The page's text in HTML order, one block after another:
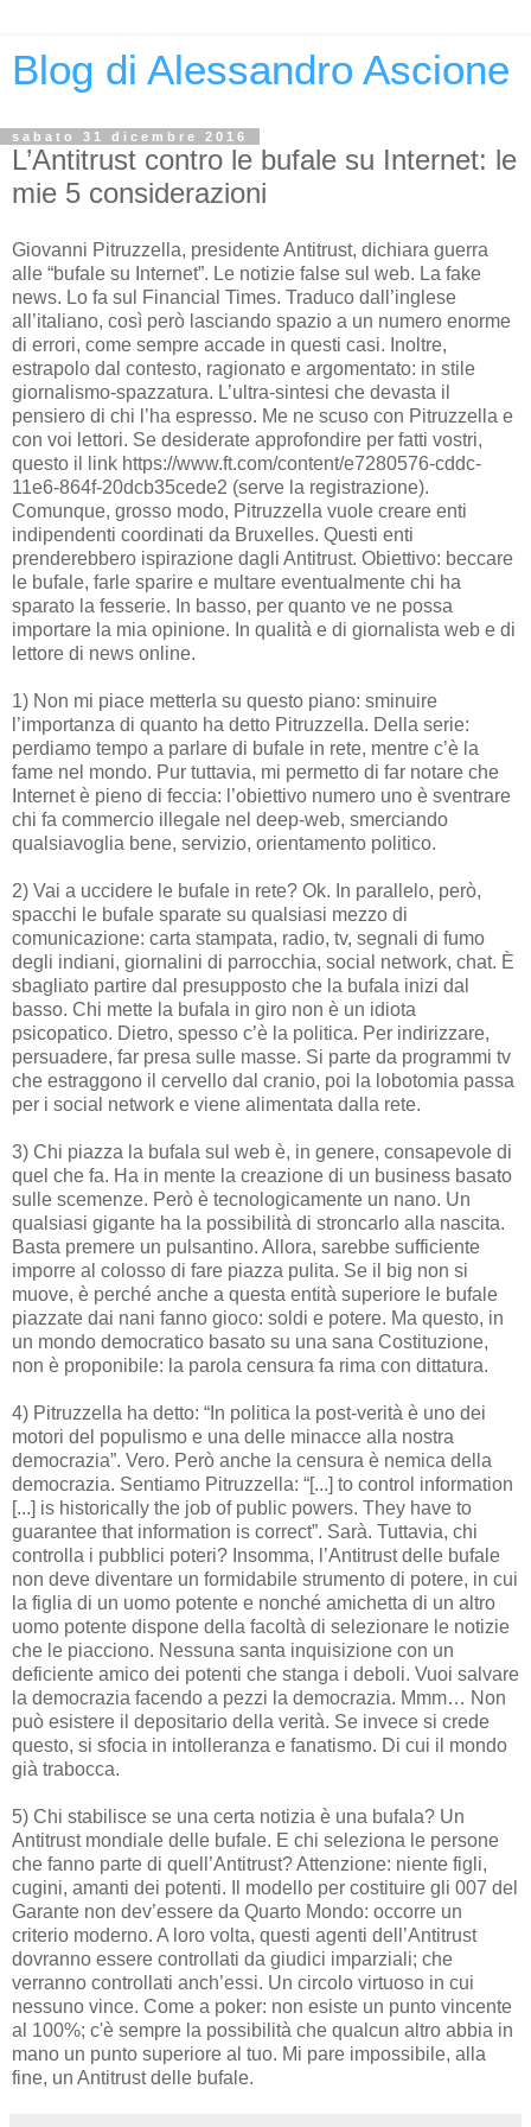
Blog di Alessandro Ascione
sabato 31 dicembre 2016
L’Antitrust contro le bufale su Internet: le
mie 5 considerazioni
Giovanni Pitruzzella, presidente Antitrust, dichiara guerra
alle “bufale su Internet”. Le notizie false sul web. La fake
news. Lo fa sul Financial Times. Traduco dall’inglese
all’italiano, così però lasciando spazio a un numero enorme
di errori, come sempre accade in questi casi. Inoltre,
estrapolo dal contesto, ragionato e argomentato: in stile
giornalismo-spazzatura. L’ultra-sintesi che devasta il
pensiero di chi l’ha espresso. Me ne scuso con Pitruzzella e
con voi lettori. Se desiderate approfondire per fatti vostri,
questo il link https://www.ft.com/content/e7280576-cddc-
11e6-864f-20dcb35cede2 (serve la registrazione).
Comunque, grosso modo, Pitruzzella vuole creare enti
indipendenti coordinati da Bruxelles. Questi enti
prenderebbero ispirazione dagli Antitrust. Obiettivo: beccare
le bufale, farle sparire e multare eventualmente chi ha
sparato la fesserie. In basso, per quanto ve ne possa
importare la mia opinione. In qualità e di giornalista web e di
lettore di news online.
1) Non mi piace metterla su questo piano: sminuire
l’importanza di quanto ha detto Pitruzzella. Della serie:
perdiamo tempo a parlare di bufale in rete, mentre c’è la
fame nel mondo. Pur tuttavia, mi permetto di far notare che
Internet è pieno di feccia: l’obiettivo numero uno è sventrare
chi fa commercio illegale nel deep-web, smerciando
qualsiavoglia bene, servizio, orientamento politico.
2) Vai a uccidere le bufale in rete? Ok. In parallelo, però,
spacchi le bufale sparate su qualsiasi mezzo di
comunicazione: carta stampata, radio, tv, segnali di fumo
degli indiani, giornalini di parrocchia, social network, chat. È
sbagliato partire dal presupposto che la bufala inizi dal
basso. Chi mette la bufala in giro non è un idiota
psicopatico. Dietro, spesso c’è la politica. Per indirizzare,
persuadere, far presa sulle masse. Si parte da programmi tv
che estraggono il cervello dal cranio, poi la lobotomia passa
per i social network e viene alimentata dalla rete.
3) Chi piazza la bufala sul web è, in genere, consapevole di
quel che fa. Ha in mente la creazione di un business basato
sulle scemenze. Però è tecnologicamente un nano. Un
qualsiasi gigante ha la possibilità di stroncarlo alla nascita.
Basta premere un pulsantino. Allora, sarebbe sufficiente
imporre al colosso di fare piazza pulita. Se il big non si
muove, è perché anche a questa entità superiore le bufale
piazzate dai nani fanno gioco: soldi e potere. Ma questo, in
un mondo democratico basato su una sana Costituzione,
non è proponibile: la parola censura fa rima con dittatura.
4) Pitruzzella ha detto: “In politica la post-verità è uno dei
motori del populismo e una delle minacce alla nostra
democrazia”. Vero. Però anche la censura è nemica della
democrazia. Sentiamo Pitruzzella: “[...] to control information
[...] is historically the job of public powers. They have to
guarantee that information is correct”. Sarà. Tuttavia, chi
controlla i pubblici poteri? Insomma, l’Antitrust delle bufale
non deve diventare un formidabile strumento di potere, in cui
la figlia di un uomo potente e nonché amichetta di un altro
uomo potente dispone della facoltà di selezionare le notizie
che le piacciono. Nessuna santa inquisizione con un
deficiente amico dei potenti che stanga i deboli. Vuoi salvare
la democrazia facendo a pezzi la democrazia. Mmm… Non
può esistere il depositario della verità. Se invece si crede
questo, si sfocia in intolleranza e fanatismo. Di cui il mondo
già trabocca.
5) Chi stabilisce se una certa notizia è una bufala? Un
Antitrust mondiale delle bufale. E chi seleziona le persone
che fanno parte di quell’Antitrust? Attenzione: niente figli,
cugini, amanti dei potenti. Il modello per costituire gli 007 del
Garante non dev’essere da Quarto Mondo: occorre un
criterio moderno. A loro volta, questi agenti dell’Antitrust
dovranno essere controllati da giudici imparziali; che
verranno controllati anch’essi. Un circolo virtuoso in cui
nessuno vince. Come a poker: non esiste un punto vincente
al 100%; c'è sempre la possibilità che qualcun altro abbia in
mano un punto superiore al tuo. Mi pare impossibile, alla
fine, un Antitrust delle bufale.